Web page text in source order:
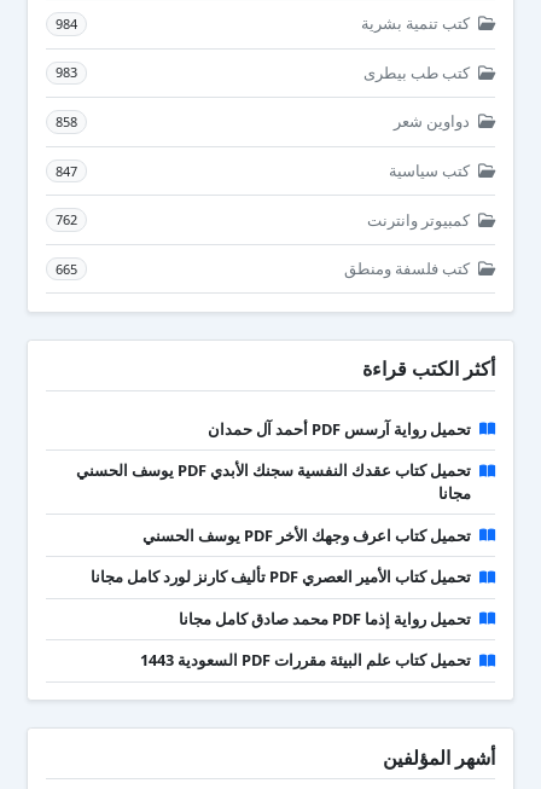
كتب تنمية بشرية 984
كتب طب بيطرى 983
دواوين شعر 858
كتب سياسية 847
كمبيوتر وانترنت 762
كتب فلسفة ومنطق 665
أكثر الكتب قراءة
تحميل رواية آرسس PDF أحمد آل حمدان
تحميل كتاب عقدك النفسية سجنك الأبدي PDF يوسف الحسني
مجانا
تحميل كتاب اعرف وجهك الأخر PDF يوسف الحسني
تحميل كتاب الأمير العصري PDF تأليف كارنز لورد كامل مجانا
تحميل رواية إذما PDF محمد صادق كامل مجانا
تحميل كتاب علم البيئة مقررات PDF السعودية 1443
أشهر المؤلفين